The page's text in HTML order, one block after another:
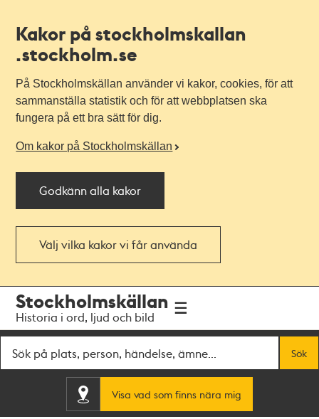
Kakor på stockholmskallan
.stockholm.se
På Stockholmskällan använder vi kakor, cookies, för att
sammanställa statistik och för att webbplatsen ska
fungera på ett bra sätt för dig.
Om kakor på Stockholmskällan
Godkänn alla kakor
Välj vilka kakor vi får använda
navigationen
huvudinnehållet
Stockholmskällan
Historia i ord, ljud och bild
Sök
Visa vad som finns nära mig